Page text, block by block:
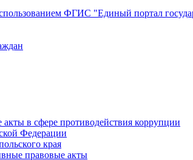
ФГИС "Единый портал
в сфере противодействия коррупции
Федерации
края
правовые акты